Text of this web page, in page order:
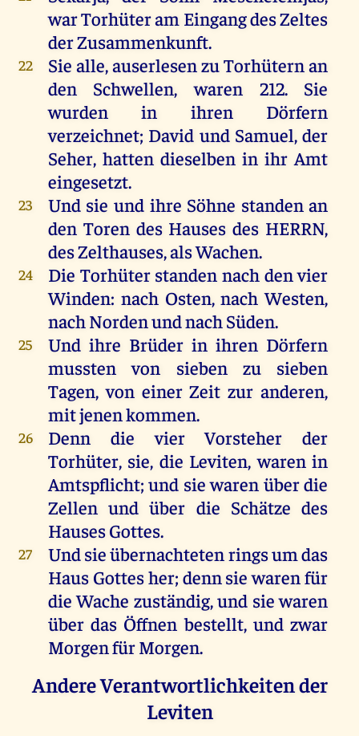
warTorhüteram EingangdesZeltes
derZusammenkunft.
22 Sie alle,auserlesenzuTorhüternan
den
Schwellen,waren 212. Sie
wurden
in ihren
Dörfern
verzeichnet; David und Samuel,der
Seher, hatten dieselben in ihr Amt
eingesetzt.
23 Und sie und ihre Söhne standen an
den Toren des Hauses des HERRN,
desZelthauses,alsWachen.
24 Die Torhüter standen nach denvier
Winden: nachOsten,nach Westen,
nachNordenundnachSüden.
25 Und ihre Brüder in ihren Dörfern
musstenvon sieben zu
sieben
Tagen,von einer Zeit zur anderen,
mitjenenkommen.
26 Denn die vier Vorsteher
der
Torhüter, sie, die Leviten,waren in
Amtspflicht;und sie waren überdie
Zellenund über die Schätze des
HausesGottes.
27 Undsieübernachtetenringsumdas
Haus Gottesher; dennsie warenfür
die Wache zuständig,und sie waren
über das Öffnen bestellt, und zwar
MorgenfürMorgen.
Andere Verantwortlichkeiten der
Leviten